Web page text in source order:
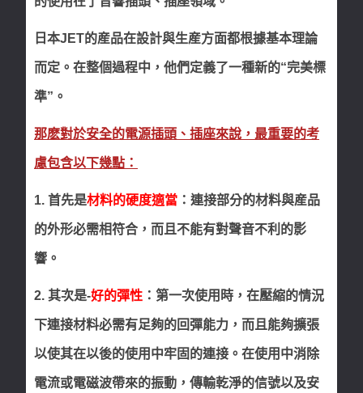
日本JET的産品在設計與生産方面都根據基本理論
而定。在整個過程中，他們定義了一種新的“完美標
準”。
那麽對於安全的電源插頭、插座來說，最重要的考
慮包含以下幾點：
1. 首先是材料的硬度適當 ：連接部分的材料與産品
的外形必需相符合，而且不能有對聲音不利的影
響。
2. 其次是-好的彈性 ：第一次使用時，在壓縮的情況
下連接材料必需有足夠的回彈能力，而且能夠擴張
以使其在以後的使用中牢固的連接。在使用中消除
電流或電磁波帶來的振動，傳輸乾淨的信號以及安